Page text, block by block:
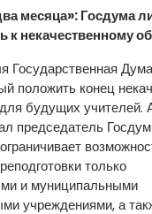
месяца»: Госдума
к некачественному
Государственная
положить конец
будущих учителей.
председатель
только
и муниципальными
учреждениями, а